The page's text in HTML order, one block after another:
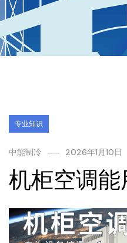
专业知识
中能制冷 2026年1月10日
机柜空调能